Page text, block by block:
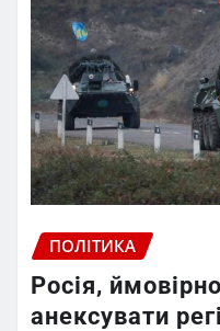
ПОЛІТИКА
Росія,
анексувати